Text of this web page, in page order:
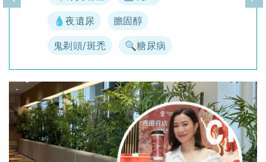
💧夜遺尿 膽固醇
鬼剃頭/斑禿 🔍糖尿病